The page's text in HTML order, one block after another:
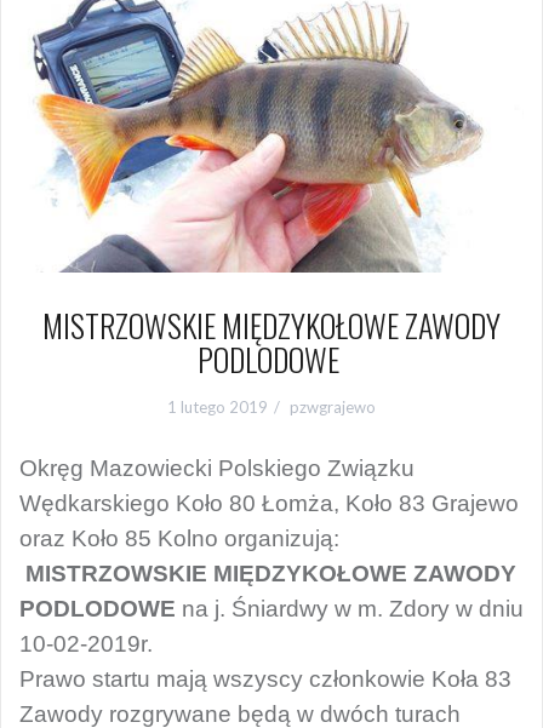
MISTRZOWSKIE MIĘDZYKOŁOWE ZAWODY
PODLODOWE
1 lutego 2019 pzwgrajewo
Okręg Mazowiecki Polskiego Związku
Wędkarskiego Koło 80 Łomża, Koło 83 Grajewo
oraz Koło 85 Kolno organizują:
MISTRZOWSKIE MIĘDZYKOŁOWE ZAWODY
PODLODOWE na j. Śniardwy w m. Zdory w dniu
10-02-2019r.
Prawo startu mają wszyscy członkowie Koła 83
Zawody rozgrywane będą w dwóch turach